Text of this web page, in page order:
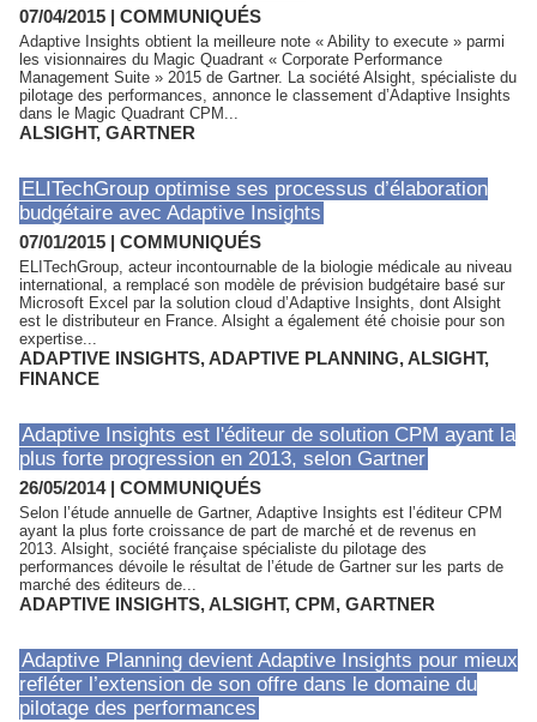
07/04/2015 | COMMUNIQUÉS
Adaptive Insights obtient la meilleure note « Ability to execute » parmi
les visionnaires du Magic Quadrant « Corporate Performance
Management Suite » 2015 de Gartner. La société Alsight, spécialiste du
pilotage des performances, annonce le classement d’Adaptive Insights
dans le Magic Quadrant CPM...
ALSIGHT, GARTNER
ELITechGroup optimise ses processus d’élaboration
budgétaire avec Adaptive Insights
07/01/2015 | COMMUNIQUÉS
ELITechGroup, acteur incontournable de la biologie médicale au niveau
international, a remplacé son modèle de prévision budgétaire basé sur
Microsoft Excel par la solution cloud d’Adaptive Insights, dont Alsight
est le distributeur en France. Alsight a également été choisie pour son
expertise...
ADAPTIVE INSIGHTS,ADAPTIVE PLANNING,ALSIGHT,
FINANCE
Adaptive Insights est l'éditeur de solution CPM ayant la
plus forte progression en 2013, selon Gartner
26/05/2014| COMMUNIQUÉS
Selon l’étude annuelle de Gartner, Adaptive Insights est l’éditeur CPM
ayant la plus forte croissance de part de marché et de revenus en
2013. Alsight, société française spécialiste du pilotage des
performances dévoile le résultat de l’étude de Gartner sur les parts de
marché des éditeurs de...
ADAPTIVE INSIGHTS,ALSIGHT, CPM, GARTNER
Adaptive Planning devient Adaptive Insights pour mieux
refléter l’extension de son offre dans le domaine du
pilotage des performances